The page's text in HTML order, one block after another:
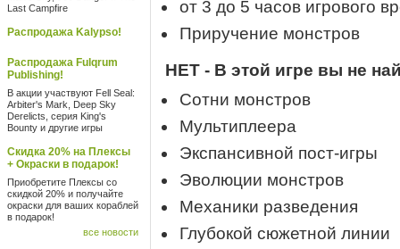
Last Campfire
Распродажа Kalypso!
Распродажа Fulqrum
Publishing!
В акции участвуют Fell Seal:
Arbiter's Mark, Deep Sky
Derelicts, серия King's
Bounty и другие игры
Скидка 20% на Плексы
+ Окраски в подарок!
Приобретите Плексы со
скидкой 20% и получайте
окраски для ваших кораблей
в подарок!
все новости
от 3 до 5 часов игрового
Приручение монстров
НЕТ - В этой игре вы не
Сотни монстров
Мультиплеера
Экспансивной пост-игры
Эволюции монстров
Механики разведения
Глубокой сюжетной линии